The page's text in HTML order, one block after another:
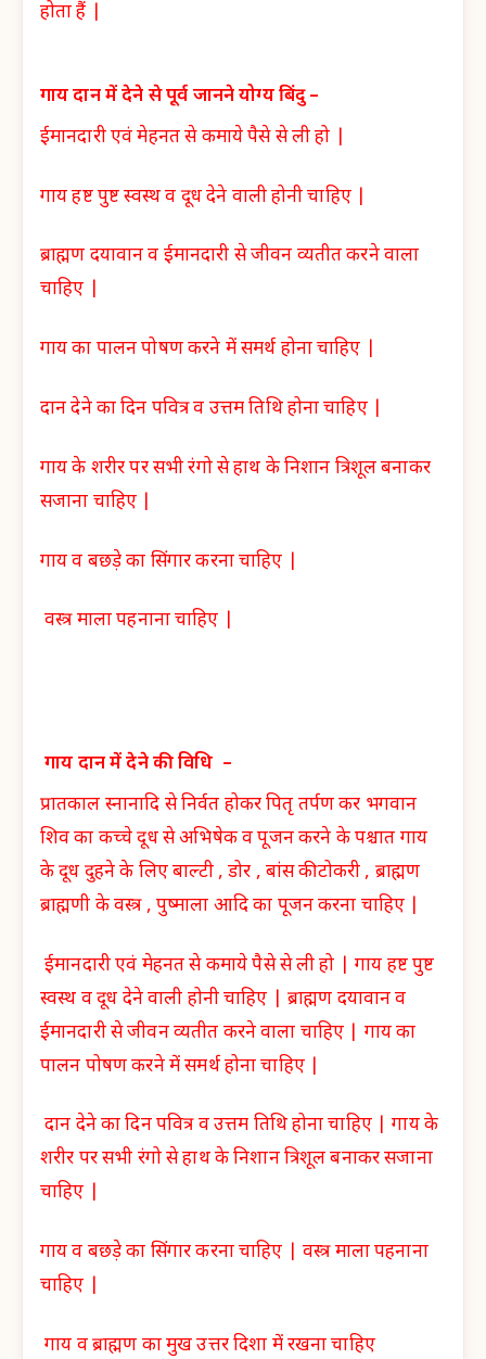
होता हैं |
गाय दान में देने से पूर्व जानने योग्य बिंदु –
ईमानदारी एवं मेहनत से कमाये पैसे से ली हो |
गाय हष्ट पुष्ट स्वस्थ व दूध देने वाली होनी चाहिए |
ब्राह्मण दयावान व ईमानदारी से जीवन व्यतीत करने वाला
चाहिए |
गाय का पालन पोषण करने में समर्थ होना चाहिए |
दान देने का दिन पवित्र व उत्तम तिथि होना चाहिए |
गाय के शरीर पर सभी रंगो से हाथ के निशान त्रिशूल बनाकर
सजाना चाहिए |
गाय व बछड़े का सिंगार करना चाहिए |
वस्त्र माला पहनाना चाहिए |
गाय दान में देने की विधि –
प्रातकाल स्नानादि से निर्वत होकर पितृ तर्पण कर भगवान
शिव का कच्चे दूध से अभिषेक व पूजन करने के पश्चात गाय
के दूध दुहने के लिए बाल्टी , डोर , बांस की टोकरी , ब्राह्मण
ब्राह्मणी के वस्त्र , पुष्माला आदि का पूजन करना चाहिए |
ईमानदारी एवं मेहनत से कमाये पैसे से ली हो |गाय हष्ट पुष्ट
स्वस्थ व दूध देने वाली होनी चाहिए | ब्राह्मण दयावान व
ईमानदारी से जीवन व्यतीत करने वाला चाहिए | गाय का
पालन पोषण करने में समर्थ होना चाहिए |
दान देने का दिन पवित्र व उत्तम तिथि होना चाहिए |गाय के
शरीर पर सभी रंगो से हाथ के निशान त्रिशूल बनाकर सजाना
चाहिए |
गाय व बछड़े का सिंगार करना चाहिए | वस्त्र माला पहनाना
चाहिए |
गाय व ब्राह्मण का मुख उत्तर दिशा में रखना चाहिए